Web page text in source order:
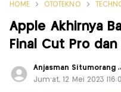
HOME OTOTEKNO
Apple Akhirnya
Final Cut Pro
Anjasman Situmorang ,
Jum'at, 12 Mei 2023